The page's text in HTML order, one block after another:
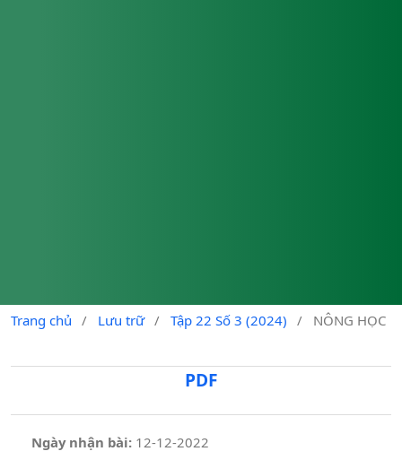
Trang chủ / Lưu trữ / Tập 22 Số 3 (2024) / NÔNG HỌC
PDF
Ngày nhận bài: 12-12-2022